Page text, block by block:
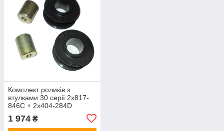
Комплект роликів з
втулками 30 серії 2x817-
846C + 2x404-284D
1 974 ₴